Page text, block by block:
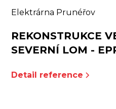
Elektrárna Prunéřov
REKONSTRUKCE
SEVERNÍ LOM -
Detail reference